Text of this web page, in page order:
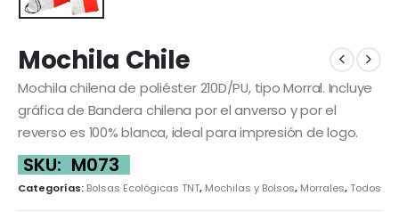
Mochila Chile
Mochila chilena de poliéster 210D/PU, tipo Morral. Incluye
gráfica de Bandera chilena por el anverso y por el
reverso es 100% blanca, ideal para impresión de logo.
SKU: M073
Categorías: Bolsas Ecológicas TNT, Mochilas y Bolsos, Morrales,Todos